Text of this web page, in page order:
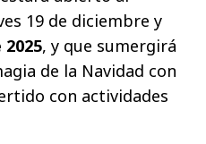
19 de diciembre y
, y que sumergirá
de la Navidad con
con actividades